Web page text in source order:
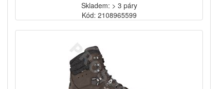
Skladem: > 3 páry
Kód: 2108965599